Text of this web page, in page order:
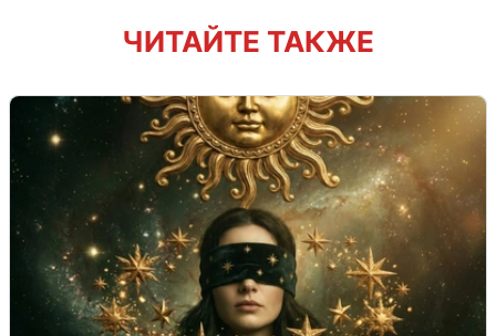
ЧИТАЙТЕ ТАКЖЕ